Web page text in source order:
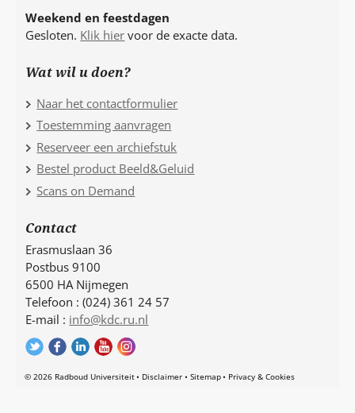
Weekend en feestdagen
Gesloten. Klik hier voor de exacte data.
Wat wil u doen?
Naar het contactformulier
Toestemming aanvragen
Reserveer een archiefstuk
Bestel product Beeld&Geluid
Scans on Demand
Contact
Erasmuslaan 36
Postbus 9100
6500 HA Nijmegen
Telefoon : (024) 361 24 57
E-mail : info@kdc.ru.nl
© 2026 Radboud Universiteit Disclaimer Sitemap Privacy & Cookies